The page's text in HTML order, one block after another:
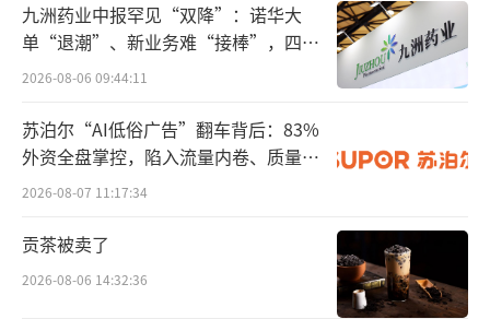
行业生态迎底层重构
时间回到今年3月，中国保险行业协会正式
发布《自律规范》。这不仅是对监管发布的
《金融机构产品适当性管理办法》的落实，更
是一次行业生态的“底层重构”。该规范配套
五个操作性附件，形成了涵盖产品分级、销售
资质、客户评估、匹配销售、内控管理及自律
九洲药业中报罕见“双降”：诺华大
单“退潮”、新业务难“接棒”，四大
难关待闯
2026-08-06 09:44:11
苏泊尔“AI低俗广告”翻车背后：83%
外资全盘掌控，陷入流量内卷、质量频
发的负循环
2026-08-07 11:17:34
贡茶被卖了
2026-08-06 14:32:36